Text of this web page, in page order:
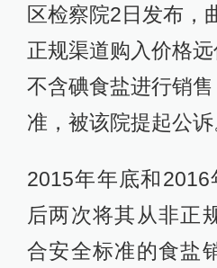
区检察院2日发布，
正规渠道购入价格
不含碘食盐进行销
准，被该院提起公诉
2015年年底和
后两次将其从非正
合安全标准的食盐